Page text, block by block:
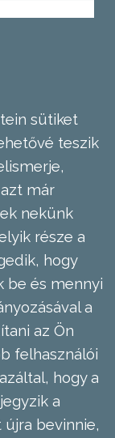
sütiket
teszik
már
nekünk
része a
hogy
be és mennyi
a
az Ön
felhasználói
hogy a
a
bevinnie,